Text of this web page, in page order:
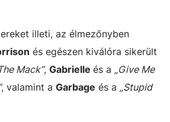
illeti, az élmezőnyben
és egészen kiválóra sikerült
Mack”, Gabrielle és a „Give Me
, valamint a Garbage és a „Stupid